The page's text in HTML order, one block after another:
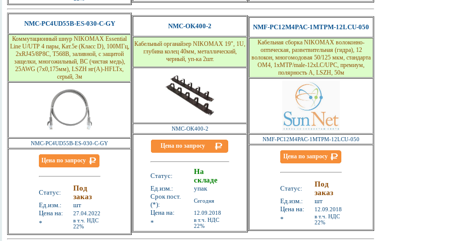
NMC-PC4UD55B-ES-030-C-GY
Коммутационный шнур NIKOMAX Essential
Line U/UTP 4 пары, Кат.5е (Класс D), 100МГц,
2хRJ45/8P8C, T568B, заливной, с защитой
защелки, многожильный, BC (чистая медь),
25AWG (7x0,175мм), LSZH нг(А)-HFLTx,
серый, 3м
NMC-PC4UD55B-ES-030-C-GY
Цена по запросу
Статус:
Под
заказ
Ед.изм.:
шт
Цена на:
27.04.2022
*
в т.ч. НДС
22%
NMC-OK400-2
Кабельный органайзер NIKOMAX 19", 1U,
глубина колец 40мм, металлический,
черный, уп-ка 2шт.
NMC-OK400-2
Цена по запросу
Статус:
На
складе
Ед.изм.:
упак
Срок пост.
(*):
Сегодня
Цена на: 12.09.2018
*
в т.ч. НДС
22%
NMF-PC12M4PAC-1MTPM-12LCU-050
Кабельная сборка NIKOMAX волоконно-
оптическая, разветвительная (гидра), 12
волокон, многомодовая 50/125 мкм, стандарта
OM4, 1xMTP/male-12xLC/UPC, премиум,
полярность А, LSZH, 50м
NMF-PC12M4PAC-1MTPM-12LCU-050
Цена по запросу
Статус:
Под
заказ
Ед.изм.:
шт
Цена на:
12.09.2018
*
в т.ч. НДС
22%